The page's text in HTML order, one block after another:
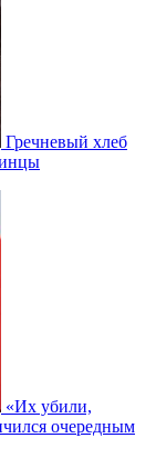
Гречневый хлеб
«Их убили,
очередным